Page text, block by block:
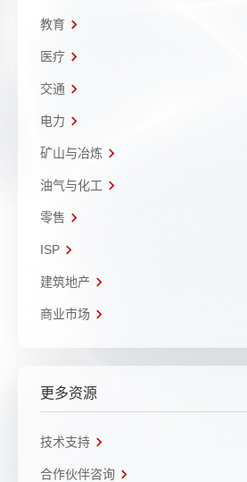
教育
医疗
交通
电力
矿山与冶炼
油气与化工
零售
ISP
建筑地产
商业市场
更多资源
技术支持
合作伙伴咨询